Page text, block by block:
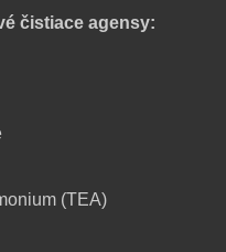
čistiace agensy:
(TEA)